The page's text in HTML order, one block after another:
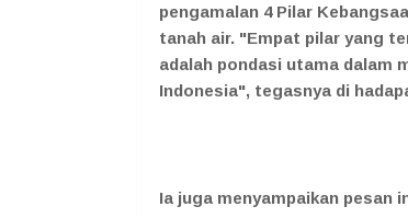
pengamalan 4 Pilar
tanah air. "Empat pilar yang
adalah pondasi utama dalam
Indonesia", tegasnya di
Ia juga menyampaikan pesan